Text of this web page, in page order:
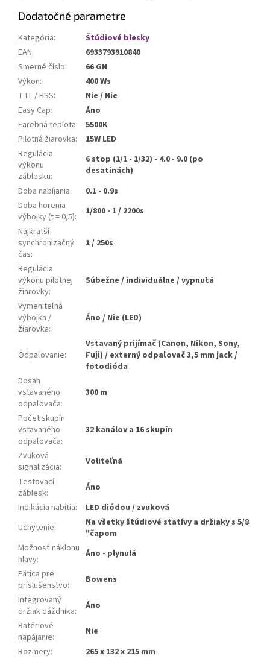
Dodatočné parametre
Kategória:
Štúdiové blesky
EAN:
6933793910840
Smerné číslo:
66 GN
Výkon:
400 Ws
TTL / HSS:
Nie / Nie
Easy Cap:
Áno
Farebná teplota:
5500K
Pilotná žiarovka:
15W LED
Regulácia
výkonu
záblesku:
6 stop (1/1 - 1/32) - 4.0 - 9.0 (po
desatinách)
Doba nabíjania:
0.1 - 0.9s
Doba horenia
výbojky (t = 0,5):
1/800 - 1 / 2200s
Najkratší
synchronizačný
čas:
1 / 250s
Regulácia
výkonu pilotnej
žiarovky:
Súbežne / individuálne / vypnutá
Vymeniteľná
výbojka /
žiarovka:
Áno / Nie (LED)
Odpaľovanie:
Vstavaný prijímač (Canon, Nikon, Sony,
Fuji) / externý odpaľovač 3,5 mm jack /
fotodióda
Dosah
vstavaného
odpaľovača:
300 m
Počet skupín
vstavaného
odpaľovača:
32 kanálov a 16 skupín
Zvuková
signalizácia:
Voliteľná
Testovací
záblesk:
Áno
Indikácia nabitia:
LED diódou / zvuková
Uchytenie:
Na všetky štúdiové statívy a držiaky s 5/8
"čapom
Možnosť náklonu
hlavy:
Áno - plynulá
Pätica pre
príslušenstvo:
Bowens
Integrovaný
držiak dáždnika:
Áno
Batériové
napájanie:
Nie
Rozmery:
265 x 132 x 215 mm